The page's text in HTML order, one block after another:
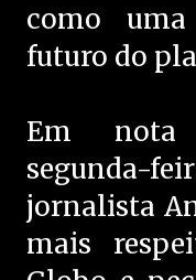
como
futuro do
Em nota
segunda-
jornalista
mais